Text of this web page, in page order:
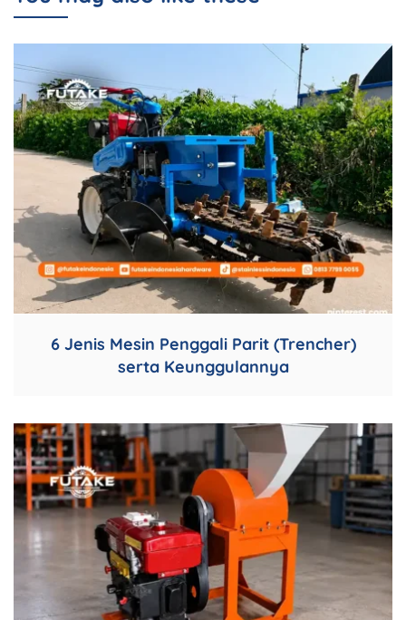
6 Jenis Mesin Penggali Parit (Trencher)
serta Keunggulannya